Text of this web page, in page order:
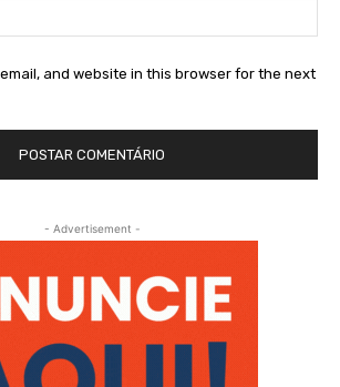
and website in this browser for the next
- Advertisement -